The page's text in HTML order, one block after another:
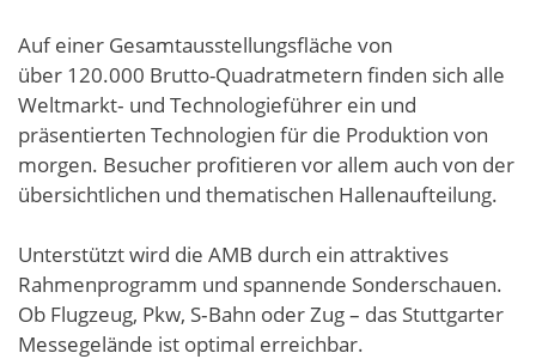
Auf einer Gesamtausstellungsfläche von
über 120.000 Brutto-Quadratmetern finden sich alle
Weltmarkt‐ und Technologieführer ein und
präsentierten Technologien für die Produktion von
morgen. Besucher profitieren vor allem auch von der
übersichtlichen und thematischen Hallenaufteilung.
Unterstützt wird die AMB durch ein attraktives
Rahmenprogramm und spannende Sonderschauen.
Ob Flugzeug, Pkw, S‐Bahn oder Zug – das Stuttgarter
Messegelände ist optimal erreichbar.